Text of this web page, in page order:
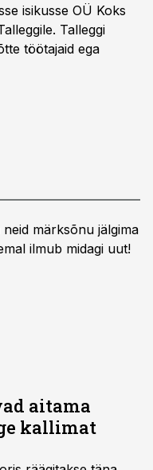
isikusse OÜ Koks
Talleggi
töötajaid ega
neid märksõnu jälgima
ilmub midagi uut!
aitama
kallimat